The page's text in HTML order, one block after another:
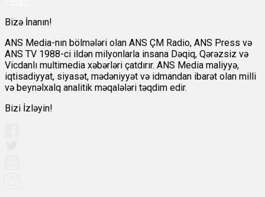
Bizə İnanın!
ANS Media-nın bölmələri olan ANS ÇM Radio, ANS Press və
ANS TV 1988-ci ildən milyonlarla insana Dəqiq, Qərəzsiz və
Vicdanlı multimedia xəbərləri çatdırır. ANS Media maliyyə,
iqtisadiyyat, siyasət, mədəniyyət və idmandan ibarət olan milli
və beynəlxalq analitik məqalələri təqdim edir.
Bizi İzləyin!